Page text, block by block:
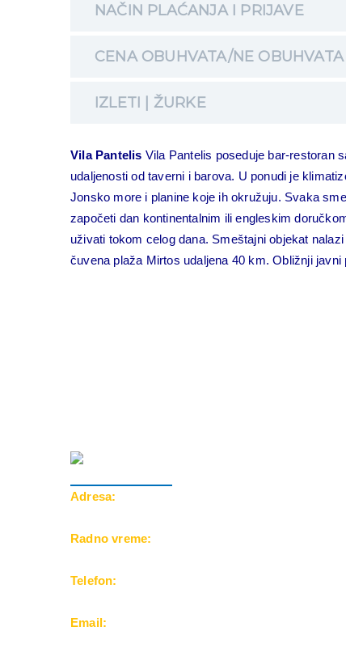
NAČIN PLAĆANJA I PRIJAVE
CENA OBUHVATA/NE OBUHVATA
IZLETI | ŽURKE
Vila Pantelis Vila Pantelis poseduje bar-restoran
udaljenosti od taverni i barova. U ponudi je
Jonsko more i planine koje ih okružuju. Svaka
započeti dan kontinentalnim ili engleskim
uživati tokom celog dana. Smeštajni objekat
čuvena plaža Mirtos udaljena 40 km. Obližnji
Adresa:
Radno vreme:
Telefon:
Email: